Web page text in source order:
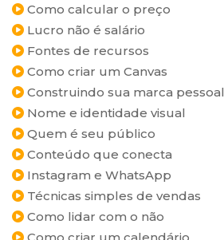
Como calcular o preço
Lucro não é salário
Fontes de recursos
Como criar um Canvas
Construindo sua marca pessoal
Nome e identidade visual
Quem é seu público
Conteúdo que conecta
Instagram e WhatsApp
Técnicas simples de vendas
Como lidar com o não